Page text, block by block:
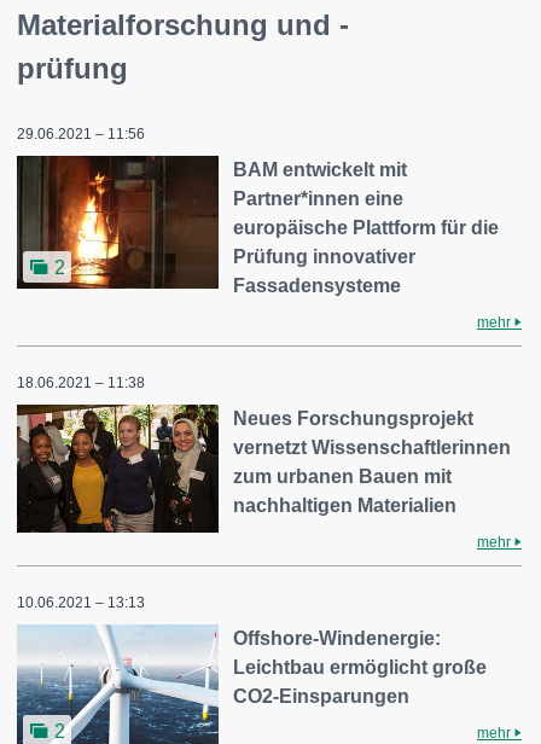
Materialforschung und -
prüfung
29.06.2021 – 11:56
2
BAM entwickelt mit
Partner*innen eine
europäische Plattform für die
Prüfung innovativer
Fassadensysteme
mehr
18.06.2021 – 11:38
Neues Forschungsprojekt
vernetzt Wissenschaftlerinnen
zum urbanen Bauen mit
nachhaltigen Materialien
mehr
10.06.2021 – 13:13
2
Offshore-Windenergie:
Leichtbau ermöglicht große
CO2-Einsparungen
mehr